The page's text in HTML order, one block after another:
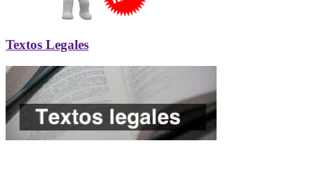
Textos Legales